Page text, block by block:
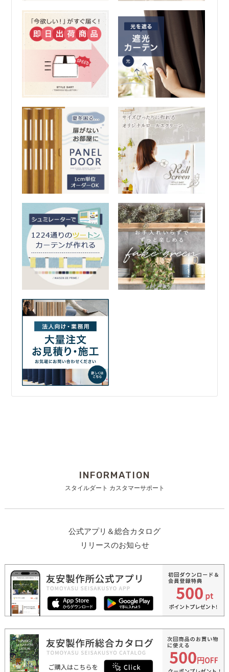
INFORMATION
スタイルダート カスタマーサポート
公式アプリ＆総合カタログ
リリースのお知らせ